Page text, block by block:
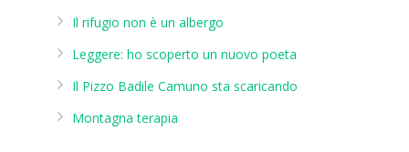
Il rifugio non è un albergo
Leggere: ho scoperto un nuovo poeta
Il Pizzo Badile Camuno sta scaricando
Montagna terapia